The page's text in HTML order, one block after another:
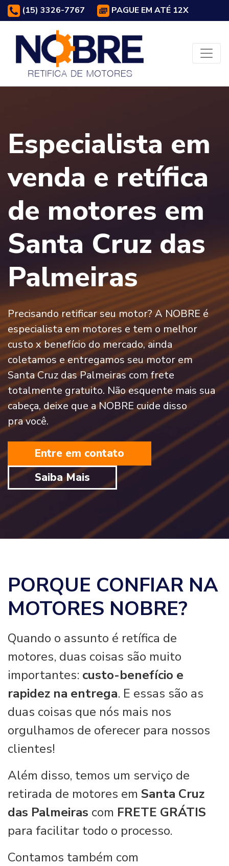
(15) 3326-7767 PAGUE EM ATÉ 12X
Especialista em
venda e retífica
de motores em
Santa Cruz das
Palmeiras
Precisando retificar seu motor? A NOBRE é
especialista em motores e tem o melhor
custo x benefício do mercado, ainda
coletamos e entregamos seu motor em
Santa Cruz das Palmeiras com frete
totalmente gratuito. Não esquente mais sua
cabeça, deixe que a NOBRE cuide disso
pra você.
Entre em contato
Saiba Mais
PORQUE CONFIAR NA
MOTORES NOBRE?
Quando o assunto é retífica de
motores, duas coisas são muito
importantes: custo-benefício e
rapidez na entrega. E essas são as
duas coisas que nós mais nos
orgulhamos de oferecer para nossos
clientes!
Além disso, temos um serviço de
retirada de motores em Santa Cruz
das Palmeiras com FRETE GRÁTIS
para facilitar todo o processo.
Contamos também com